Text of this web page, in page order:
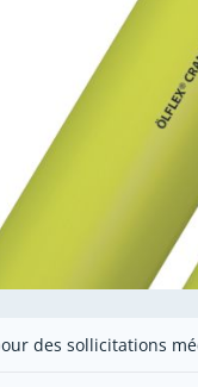
des sollicitations